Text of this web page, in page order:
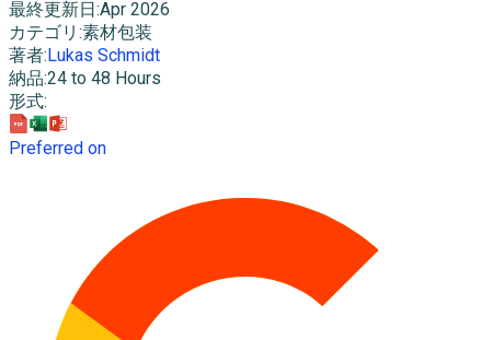
最終更新日 :Apr 2026
カテゴリ :素材包装
著者: Lukas Schmidt
納品:24 to 48 Hours
形式:
Preferred on